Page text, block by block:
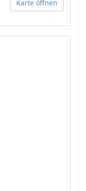
Karte öffnen